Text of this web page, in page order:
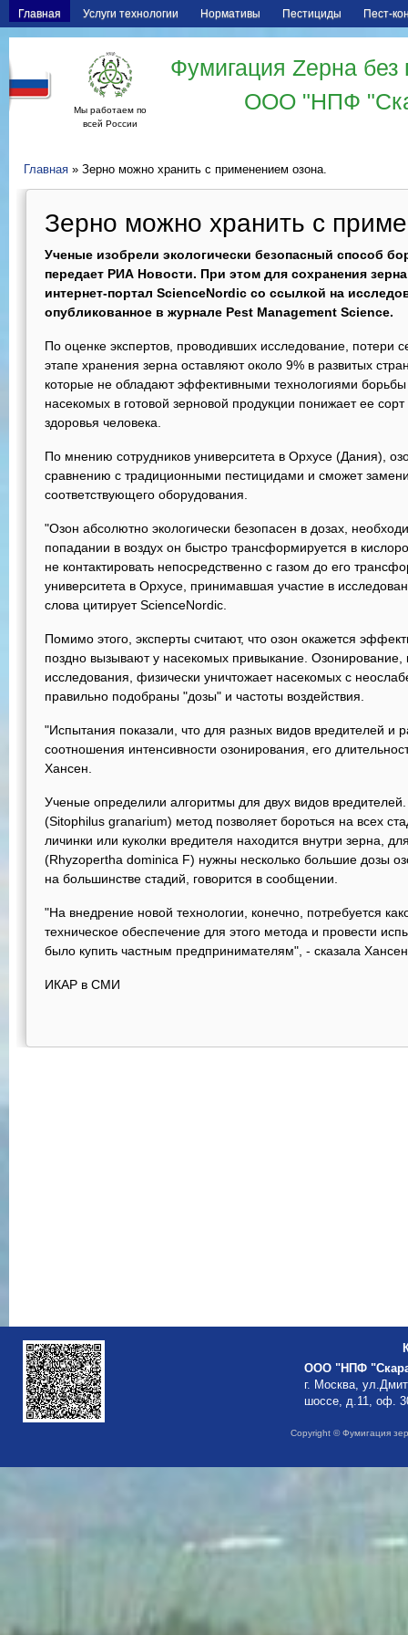
Главная Услуги технологии Нормативы Пестициды Пест-
Мы работаем по
всей России
Фумигация Zерна
ООО "НПФ
Главная » Зерно можно хранить с применением озона‎.
Зерно можно хранить с
Ученые изобрели экологически безопасный способ
передает РИА Новости. При этом для сохранения
интернет-портал ScienceNordiс со ссылкой на
опубликованное в журнале Pest Management Science.
По оценке экспертов, проводивших исследование, потери
этапе хранения зерна оставляют около 9% в развитых
которые не обладают эффективными технологиями
насекомых в готовой зерновой продукции понижает ее
здоровья человека.
По мнению сотрудников университета в Орхусе (Дания),
сравнению с традиционными пестицидами и сможет
соответствующего оборудования.
"Озон абсолютно экологически безопасен в дозах,
попадании в воздух он быстро трансформируется в
не контактировать непосредственно с газом до его
университета в Орхусе, принимавшая участие в
слова цитирует ScienceNordiс.
Помимо этого, эксперты считают, что озон окажется
поздно вызывают у насекомых привыкание. Озонирование,
исследования, физически уничтожает насекомых с
правильно подобраны "дозы" и частоты воздействия.
"Испытания показали, что для разных видов вредителей и
соотношения интенсивности озонирования, его
Хансен.
Ученые определили алгоритмы для двух видов
(Sitophilus granarium) метод позволяет бороться на всех
личинки или куколки вредителя находится внутри зерна,
(Rhyzopertha dominica F) нужны несколько большие дозы
на большинстве стадий, говорится в сообщении.
"На внедрение новой технологии, конечно, потребуется
техническое обеспечение для этого метода и провести
было купить частным предпринимателям", - сказала
ИКАР в СМИ
ООО "НПФ
г. Москва,
шоссе, д.11, оф.
Copyright © Фумигация